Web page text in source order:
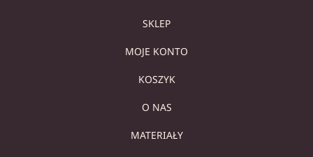
SKLEP
MOJE KONTO
KOSZYK
O NAS
MATERIAŁY